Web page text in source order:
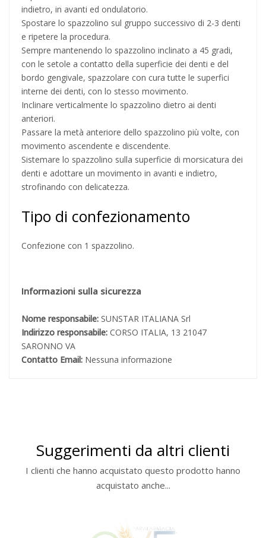
indietro, in avanti ed ondulatorio.
Spostare lo spazzolino sul gruppo successivo di 2-3 denti
e ripetere la procedura.
Sempre mantenendo lo spazzolino inclinato a 45 gradi,
con le setole a contatto della superficie dei denti e del
bordo gengivale, spazzolare con cura tutte le superfici
interne dei denti, con lo stesso movimento.
Inclinare verticalmente lo spazzolino dietro ai denti
anteriori.
Passare la metà anteriore dello spazzolino più volte, con
movimento ascendente e discendente.
Sistemare lo spazzolino sulla superficie di morsicatura dei
denti e adottare un movimento in avanti e indietro,
strofinando con delicatezza.
Tipo di confezionamento
Confezione con 1 spazzolino.
Informazioni sulla sicurezza
Nome responsabile: SUNSTAR ITALIANA Srl
Indirizzo responsabile: CORSO ITALIA, 13 21047
SARONNO VA
Contatto Email: Nessuna informazione
Suggerimenti da altri clienti
I clienti che hanno acquistato questo prodotto hanno
acquistato anche...